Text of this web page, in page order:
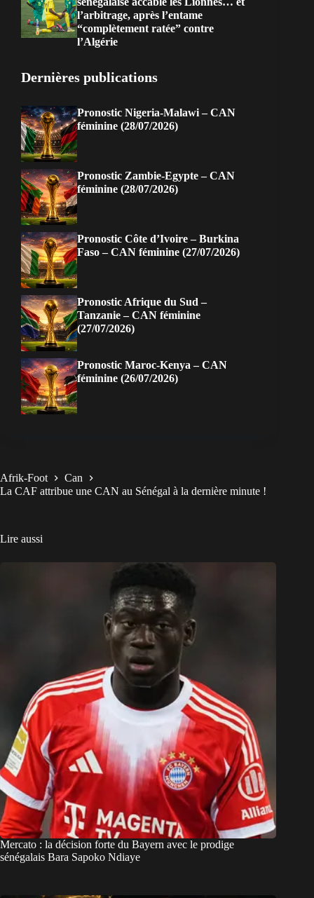
l’arbitrage, après l’entame
“complètement ratée” contre
l’Algérie
Dernières publications
Pronostic Nigeria-Malawi – CAN
féminine (28/07/2026)
Pronostic Zambie-Egypte – CAN
féminine (28/07/2026)
Pronostic Côte d’Ivoire – Burkina
Faso – CAN féminine (27/07/2026)
Pronostic Afrique du Sud –
Tanzanie – CAN féminine
(27/07/2026)
Pronostic Maroc-Kenya – CAN
féminine (26/07/2026)
Afrik-Foot
Can
La CAF attribue une CAN au Sénégal à la dernière minute !
Lire aussi
Mercato : la décision forte du Bayern avec le prodige
sénégalais Bara Sapoko Ndiaye